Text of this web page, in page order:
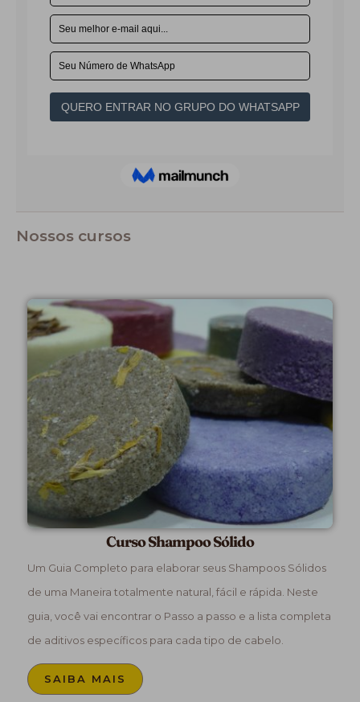
Nossos cursos
Curso Shampoo Sólido
Um Guia Completo para elaborar seus Shampoos Sólidos
de uma Maneira totalmente natural, fácil e rápida. Neste
guia, você vai encontrar o Passo a passo e a lista completa
de aditivos específicos para cada tipo de cabelo.
SAIBA MAIS